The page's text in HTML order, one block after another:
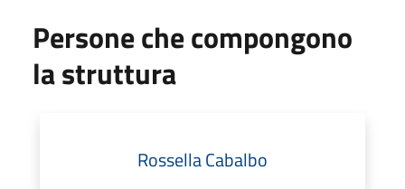
Persone che compongono
la struttura
Rossella Cabalbo